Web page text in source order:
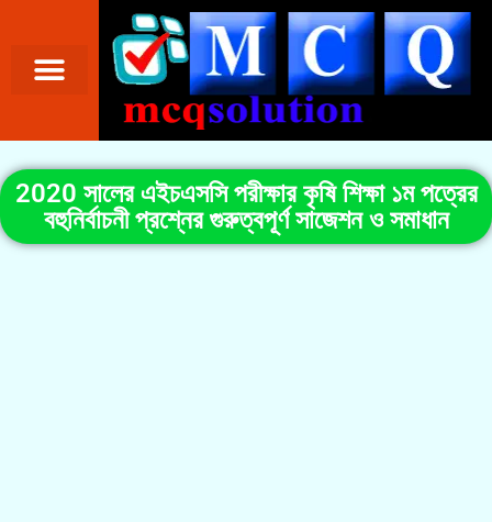
2020 সালের এইচএসসি পরীক্ষার কৃষি শিক্ষা ১ম পত্রের
বহুনির্বাচনী প্রশ্নের গুরুত্বপূর্ণ সাজেশন ও সমাধান